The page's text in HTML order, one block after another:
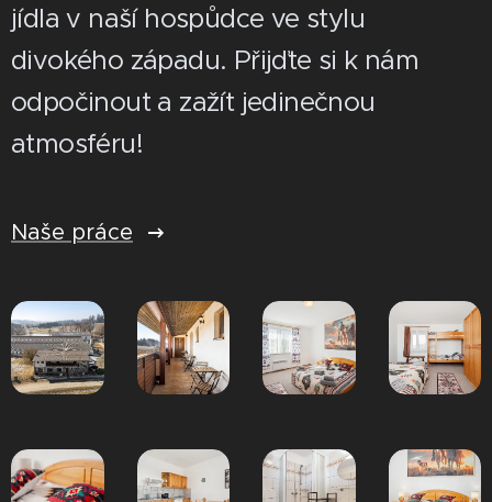
jídla v naší hospůdce ve stylu
divokého západu. Přijďte si k nám
odpočinout a zažít jedinečnou
atmosféru!
Naše práce